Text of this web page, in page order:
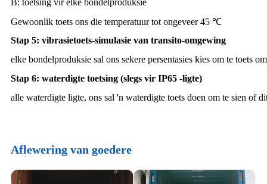
B: toetsing vir elke bondelproduksie
Gewoonlik toets ons die temperatuur tot ongeveer 45 ℃
Stap 5: vibrasietoets-simulasie van transito-omgewing
elke bondelproduksie sal ons sekere persentasies kies om te toets
Stap 6: waterdigte toetsing (slegs vir IP65 -ligte)
alle waterdigte ligte, ons sal 'n waterdigte toets doen om te sien of
Aflewering van goedere